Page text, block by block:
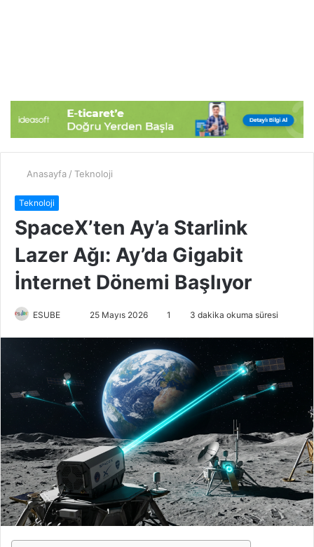
Anasayfa / Teknoloji
Teknoloji
SpaceX’ten Ay’a Starlink
Lazer Ağı: Ay’da Gigabit
İnternet Dönemi Başlıyor
ESUBE
-
p
t
a
ö
n
25 Mayıs 2026 1 3 dakika okuma süresi